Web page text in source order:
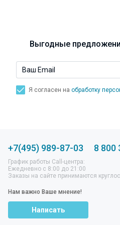
Выгодные
Я согласен на обработку
+7(495) 989-87-03 8 800
График работы Call-центра:
Ежедневно с 8:00 до 21:00
Заказы на сайте принимаются
Нам важно Ваше мнение!
Написать